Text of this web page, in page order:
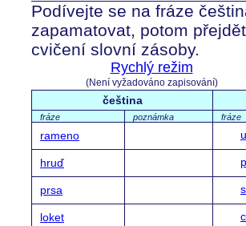
Podívejte se na fráze
zapamatovat, potom
cvičení slovní zásoby.
Rychlý režim
(Není vyžadováno zapisování)
čeština
fráze poznámka fráze
rameno
hruď
prsa
loket